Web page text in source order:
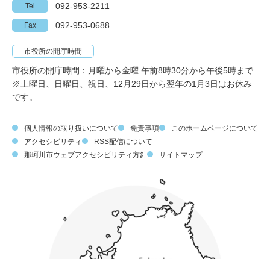
Tel 092-953-2211
Fax 092-953-0688
市役所の開庁時間
市役所の開庁時間：月曜から金曜 午前8時30分から午後5時まで
※土曜日、日曜日、祝日、12月29日から翌年の1月3日はお休み
です。
個人情報の取り扱いについて 免責事項
このホームページについて
アクセシビリティ
RSS配信について
那珂川市ウェブアクセシビリティ方針
サイトマップ